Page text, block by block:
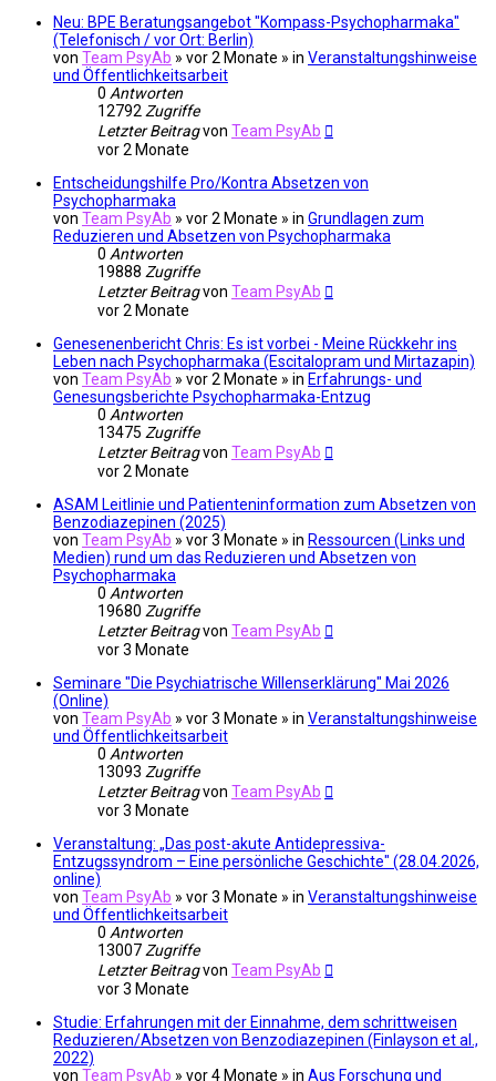
Neu: BPE Beratungsangebot "Kompass-Psychopharmaka"
(Telefonisch / vor Ort: Berlin)
von Team PsyAb » vor 2 Monate » in Veranstaltungshinweise
und Öffentlichkeitsarbeit
0 Antworten
12792 Zugriffe
Letzter Beitragvon Team PsyAb
vor 2 Monate
Entscheidungshilfe Pro/Kontra Absetzen von
Psychopharmaka
von Team PsyAb » vor 2 Monate » in Grundlagen zum
Reduzieren und Absetzen von Psychopharmaka
0 Antworten
19888 Zugriffe
Letzter Beitragvon Team PsyAb
vor 2 Monate
Genesenenbericht Chris: Es ist vorbei - Meine Rückkehr ins
Leben nach Psychopharmaka (Escitalopram und Mirtazapin)
von Team PsyAb » vor 2 Monate » in Erfahrungs- und
Genesungsberichte Psychopharmaka-Entzug
0 Antworten
13475 Zugriffe
Letzter Beitragvon Team PsyAb
vor 2 Monate
ASAM Leitlinie und Patienteninformation zum Absetzen von
Benzodiazepinen (2025)
von Team PsyAb » vor 3 Monate » in Ressourcen (Links und
Medien) rund um das Reduzieren und Absetzen von
Psychopharmaka
0 Antworten
19680 Zugriffe
Letzter Beitragvon Team PsyAb
vor 3 Monate
Seminare "Die Psychiatrische Willenserklärung" Mai 2026
(Online)
von Team PsyAb » vor 3 Monate » in Veranstaltungshinweise
und Öffentlichkeitsarbeit
0 Antworten
13093 Zugriffe
Letzter Beitragvon Team PsyAb
vor 3 Monate
Veranstaltung: „Das post-akute Antidepressiva-
Entzugssyndrom – Eine persönliche Geschichte" (28.04.2026,
online)
von Team PsyAb » vor 3 Monate » in Veranstaltungshinweise
und Öffentlichkeitsarbeit
0 Antworten
13007 Zugriffe
Letzter Beitragvon Team PsyAb
vor 3 Monate
Studie: Erfahrungen mit der Einnahme, dem schrittweisen
Reduzieren/Absetzen von Benzodiazepinen (Finlayson et al.,
2022)
von Team PsyAb » vor 4 Monate » in Aus Forschung und